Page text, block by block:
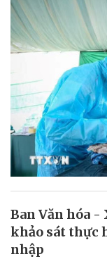
Ban Văn hóa
khảo sát thực
nhập